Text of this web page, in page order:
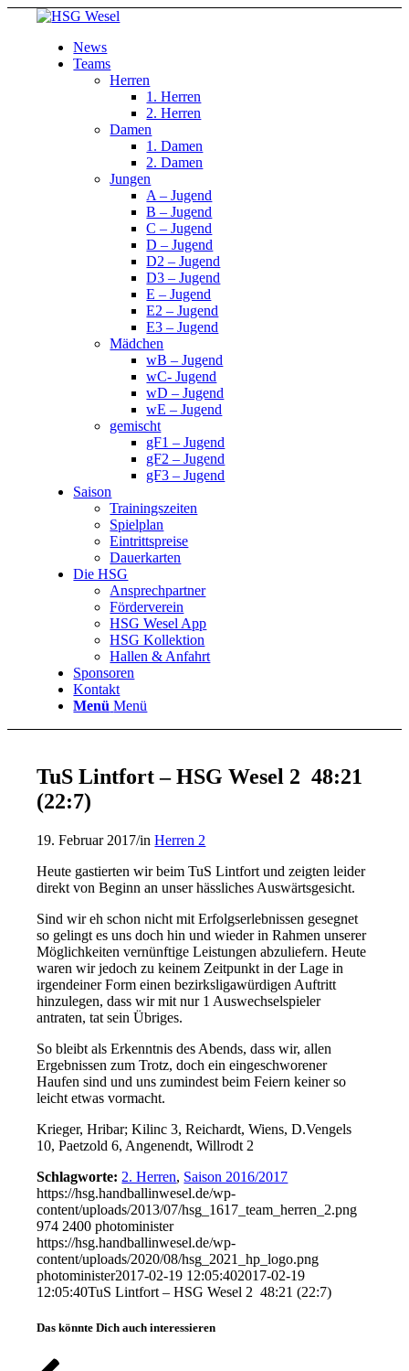
News
Teams
Herren
1. Herren
2. Herren
Damen
1. Damen
2. Damen
Jungen
A – Jugend
B – Jugend
C – Jugend
D – Jugend
D2 – Jugend
D3 – Jugend
E – Jugend
E2 – Jugend
E3 – Jugend
Mädchen
wB – Jugend
wC- Jugend
wD – Jugend
wE – Jugend
gemischt
gF1 – Jugend
gF2 – Jugend
gF3 – Jugend
Saison
Trainingszeiten
Spielplan
Eintrittspreise
Dauerkarten
Die HSG
Ansprechpartner
Förderverein
HSG Wesel App
HSG Kollektion
Hallen & Anfahrt
Sponsoren
Kontakt
Menü Menü
TuS Lintfort – HSG Wesel 2 48:21
(22:7)
19. Februar 2017/inHerren 2
Heute gastierten wir beim TuS Lintfort und zeigten leider
direkt von Beginn an unser hässliches Auswärtsgesicht.
Sind wir eh schon nicht mit Erfolgserlebnissen gesegnet
so gelingt es uns doch hin und wieder in Rahmen unserer
Möglichkeiten vernünftige Leistungen abzuliefern. Heute
waren wir jedoch zu keinem Zeitpunkt in der Lage in
irgendeiner Form einen bezirksligawürdigen Auftritt
hinzulegen, dass wir mit nur 1 Auswechselspieler
antraten, tat sein Übriges.
So bleibt als Erkenntnis des Abends, dass wir, allen
Ergebnissen zum Trotz, doch ein eingeschworener
Haufen sind und uns zumindest beim Feiern keiner so
leicht etwas vormacht.
Krieger, Hribar; Kilinc 3, Reichardt, Wiens, D.Vengels
10, Paetzold 6, Angenendt, Willrodt 2
Schlagworte: 2. Herren, Saison 2016/2017
https://hsg.handballinwesel.de/wp-
content/uploads/2013/07/hsg_1617_team_herren_2.png
974 2400 photominister
https://hsg.handballinwesel.de/wp-
content/uploads/2020/08/hsg_2021_hp_logo.png
photominister2017-02-19 12:05:402017-02-19
12:05:40TuS Lintfort – HSG Wesel 2 48:21 (22:7)
Das könnte Dich auch interessieren